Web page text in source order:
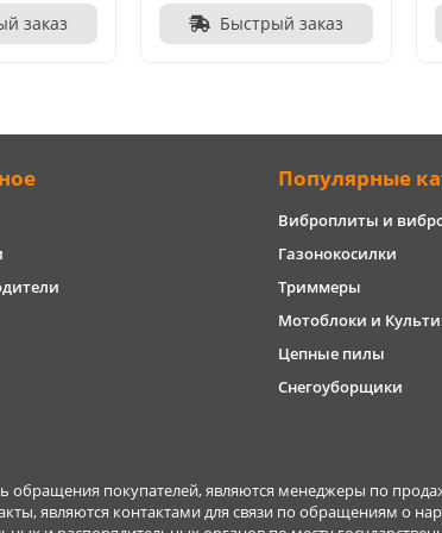
заказ Быстрый заказ
Популярные
Виброплиты и
Газонокосилки
Триммеры
Мотоблоки и
Цепные пилы
Снегоуборщики
покупателей, являются менеджеры по
являются контактами для связи по обращениям о